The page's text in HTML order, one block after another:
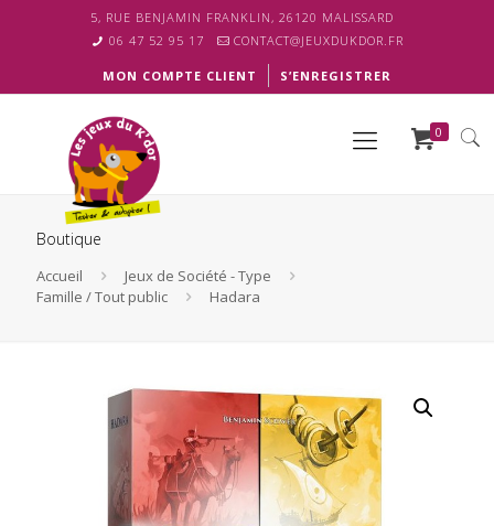
5, RUE BENJAMIN FRANKLIN, 26120 MALISSARD
06 47 52 95 17
CONTACT@JEUXDUKDOR.FR
MON COMPTE CLIENT S’ENREGISTRER
0
Boutique
Accueil
Jeux de Société - Type
Famille / Tout public
Hadara